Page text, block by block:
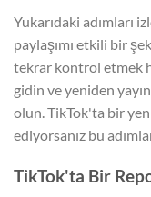
Yukarıdaki adımları
paylaşımı etkili bir
tekrar kontrol etmek
gidin ve yeniden
olun. TikTok'ta bir
ediyorsanız bu
TikTok'ta Bir